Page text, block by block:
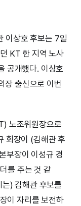
이상호 후보는 7일
KT 한 지역 노사
공개했다. 이상호
장 출신으로 이번
노조위원장으로
회장이 (김해관 후
부장이 이성규 경
를 주는 것 같
) 김해관 후보를
이 자리를 보전하